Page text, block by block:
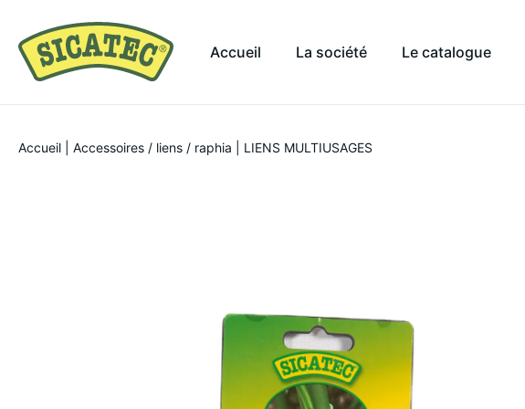
Accueil La société Le catalogue
Accueil Accessoires / liens / raphia LIENS MULTIUSAGES